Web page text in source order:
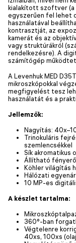
kialakított szoftver (a
egyszerűen fel lehet
használatával
kontrasztját, az
kamerát és az
vagy struktúrákról
rendelkezésre). A
számítógép
A Levenhuk MED
mikroszkópokkal
megfigyelést tesz
használatát és a
Jellemzők:
Nagyítás:
Trinokuláris
szemlencsékkel
Sík akromatikus
Állítható
Köhler világítás
Hálózati
10 MP-es
A készlet tartalma:
360°-ban
Végtelenre
40xs, 100xs